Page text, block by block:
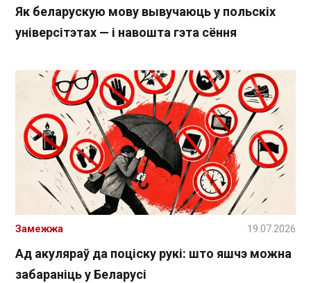
Як беларускую мову вывучаюць у польскіх
універсітэтах — і навошта гэта сёння
Ад акуляраў да поціску рукі: што яшчэ можна
забараніць у Беларусі
Замежжа 19.07.2026